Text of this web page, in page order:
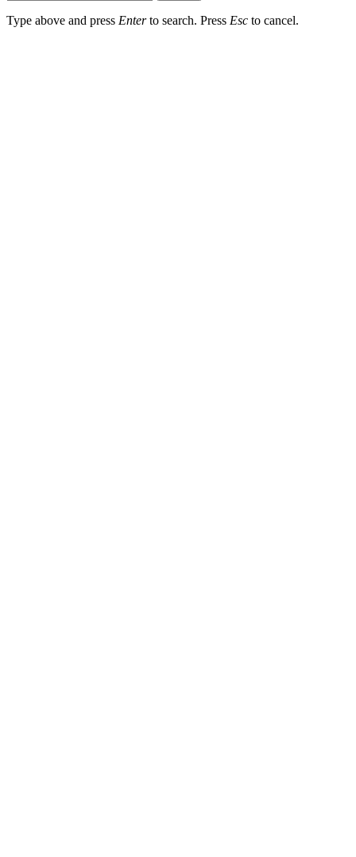
Type above and press Enterto search. Press Esc to cancel.